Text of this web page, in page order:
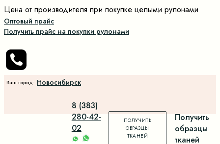
Цена от производителя при покупке целыми рулонами
Оптовый прайс
Получить прайс на покупки рулонами
Ваш город: Новосибирск
8 (383)
280-42-
02
ПОЛУЧИТЬ
ОБРАЗЦЫ
ТКАНЕЙ
Получить
образцы
тканей